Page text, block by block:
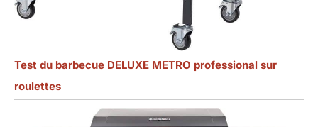
Test du barbecue DELUXE METRO professional sur
roulettes